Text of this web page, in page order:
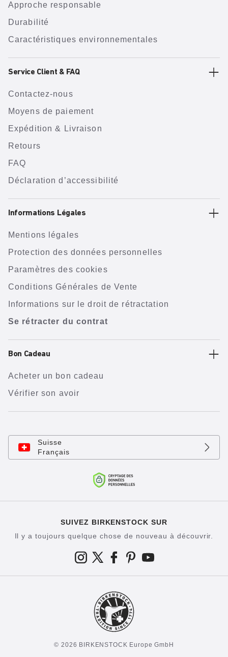
Approche responsable
Durabilité
Caractéristiques environnementales
Service Client & FAQ
Contactez-nous
Moyens de paiement
Expédition & Livraison
Retours
FAQ
Déclaration d’accessibilité
Informations Légales
Mentions légales
Protection des données personnelles
Paramètres des cookies
Conditions Générales de Vente
Informations sur le droit de rétractation
Se rétracter du contrat
Bon Cadeau
Acheter un bon cadeau
Vérifier son avoir
Suisse
Français
SUIVEZ BIRKENSTOCK SUR
Il y a toujours quelque chose de nouveau à découvrir.
© 2026 BIRKENSTOCK Europe GmbH